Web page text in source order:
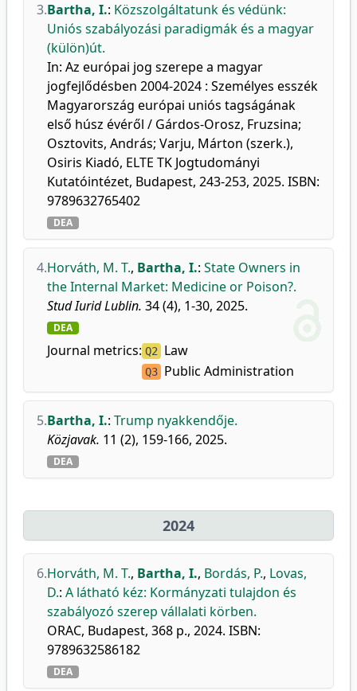
3.Bartha, I.: Közszolgáltatunk és védünk:
Uniós szabályozási paradigmák és a magyar
(külön)út.
In: Az európai jog szerepe a magyar
jogfejlődésben 2004-2024 : Személyes esszék
Magyarország európai uniós tagságának
első húsz évéről / Gárdos-Orosz, Fruzsina;
Osztovits, András; Varju, Márton (szerk.),
Osiris Kiadó, ELTE TK Jogtudományi
Kutatóintézet, Budapest, 243-253, 2025. ISBN:
9789632765402
DEA
4.Horváth, M. T., Bartha, I.: State Owners in
the Internal Market: Medicine or Poison?.
Stud Iurid Lublin. 34 (4), 1-30, 2025.
DEA
Journal metrics: Q2 Law
Q3 Public Administration
5.Bartha, I.: Trump nyakkendője.
Közjavak. 11 (2), 159-166, 2025.
DEA
2024
6.Horváth, M. T., Bartha, I., Bordás, P., Lovas,
D.: A látható kéz: Kormányzati tulajdon és
szabályozó szerep vállalati körben.
ORAC, Budapest, 368 p., 2024. ISBN:
9789632586182
DEA